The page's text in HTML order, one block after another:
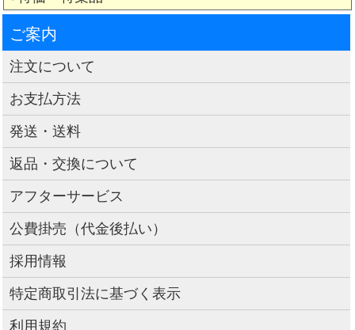
ご案内
注文について
お支払方法
発送・送料
返品・交換について
アフターサービス
公費掛売（代金後払い）
採用情報
特定商取引法に基づく表示
利用規約